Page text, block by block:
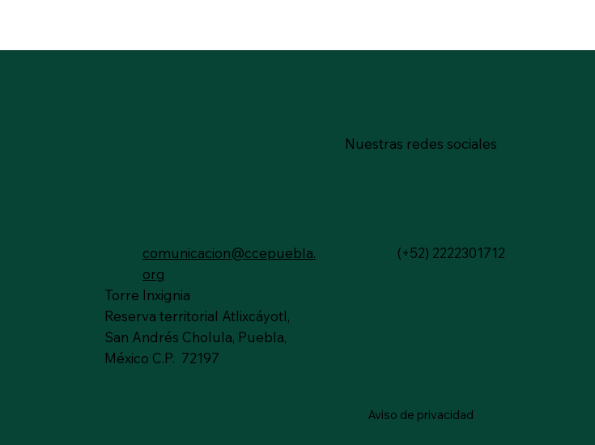
Nuestras redes sociales
Torre Inxignia
Reserva territorial Atlixcáyotl,
San Andrés Cholula, Puebla,
México C.P. 72197
comunicacion@ccepuebla.
org
(+52) 2222301712
Aviso de privacidad